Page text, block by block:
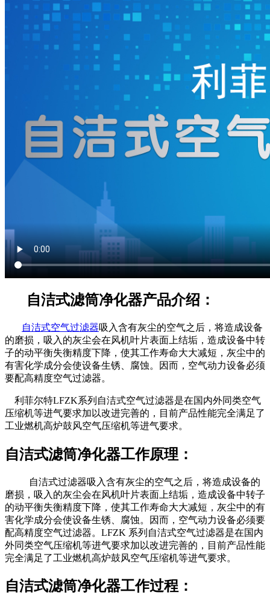
自洁式滤筒净化器产品介绍：
自洁式空气过滤器吸入含有灰尘的空气之后，将造成设备
的磨损，吸入的灰尘会在风机叶片表面上结垢，造成设备中转
子的动平衡失衡精度下降，使其工作寿命大大减短，灰尘中的
有害化学成分会使设备生锈、腐蚀。因而，空气动力设备必须
要配高精度空气过滤器。
利菲尔特LFZK系列自洁式空气过滤器是在国内外同类空气
压缩机等进气要求加以改进完善的，目前产品性能完全满足了
工业燃机高炉鼓风空气压缩机等进气要求。
自洁式滤筒净化器工作原理：
自洁式过滤器吸入含有灰尘的空气之后，将造成设备的
磨损，吸入的灰尘会在风机叶片表面上结垢，造成设备中转子
的动平衡失衡精度下降，使其工作寿命大大减短，灰尘中的有
害化学成分会使设备生锈、腐蚀。因而，空气动力设备必须要
配高精度空气过滤器。LFZK 系列自洁式空气过滤器是在国内
外同类空气压缩机等进气要求加以改进完善的，目前产品性能
完全满足了工业燃机高炉鼓风空气压缩机等进气要求。
自洁式滤筒净化器工作过程：